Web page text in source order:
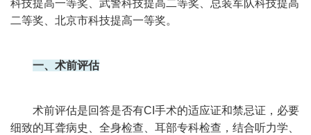
科技提高一等奖、武警科技提高二等奖、总装军队科技提高
二等奖、北京市科技提高一等奖。
一、术前评估
术前评估是回答是否有CI手术的适应证和禁忌证，必要
细致的耳聋病史、全身检查、耳部专科检查，结合听力学、